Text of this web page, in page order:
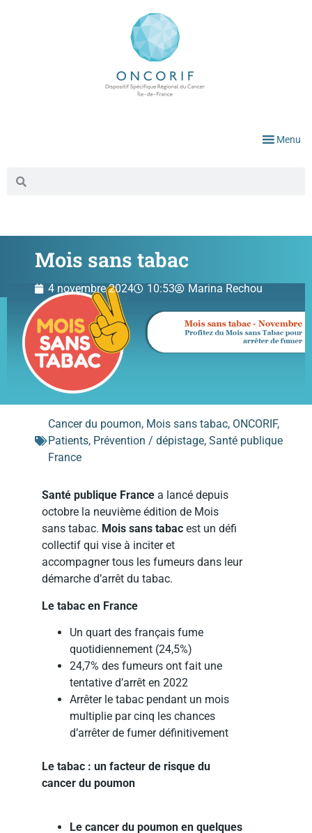
Menu
Mois sans tabac
4 novembre 2024 10:53 Marina Rechou
Cancer du poumon, Mois sans tabac, ONCORIF,
Patients, Prévention / dépistage, Santé publique
France
Santé publique France a lancé depuis
octobre la neuvième édition de Mois
sans tabac. Mois sans tabac est un défi
collectif qui vise à inciter et
accompagner tous les fumeurs dans leur
démarche d’arrêt du tabac.
Le tabac en France
Un quart des français fume
quotidiennement (24,5%)
24,7% des fumeurs ont fait une
tentative d’arrêt en 2022
Arrêter le tabac pendant un mois
multiplie par cinq les chances
d’arrêter de fumer définitivement
Le tabac : un facteur de risque du
cancer du poumon
Le cancer du poumon en quelques